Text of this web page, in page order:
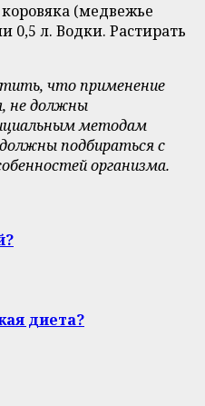
(медвежье
0,5 л. Водки. Растирать
что применение
не должны
методам
подбираться с
организма.
диета?